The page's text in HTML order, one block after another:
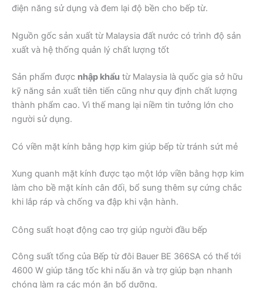
điện năng sử dụng và đem lại độ bền cho bếp từ.
Nguồn gốc sản xuất từ Malaysia đất nước có trình độ sản
xuất và hệ thống quản lý chất lượng tốt
Sản phẩm được nhập khẩu từ Malaysia là quốc gia sở hữu
kỹ năng sản xuất tiên tiến cũng như quy định chất lượng
thành phẩm cao. Vì thế mang lại niềm tin tưởng lớn cho
người sử dụng.
Có viền mặt kính bằng hợp kim giúp bếp từ tránh sứt mẻ
Xung quanh mặt kính được tạo một lớp viền bằng hợp kim
làm cho bề mặt kính cân đối, bổ sung thêm sự cứng chắc
khi lắp ráp và chống va đập khi vận hành.
Công suất hoạt động cao trợ giúp người đầu bếp
Công suất tổng của Bếp từ đôi Bauer BE 366SA có thể tới
4600 W giúp tăng tốc khi nấu ăn và trợ giúp bạn nhanh
chóng làm ra các món ăn bổ dưỡng.